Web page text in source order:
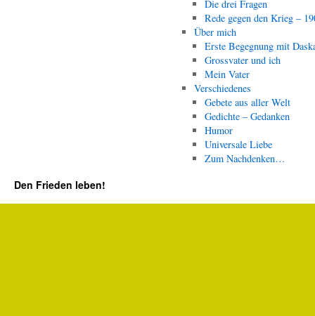
Die drei Fragen
Rede gegen den Krieg –
Über mich
Erste Begegnung mit
Grossvater und ich
Mein Vater
Verschiedenes
Gebete aus aller Welt
Gedichte – Gedanken
Humor
Universale Liebe
Zum Nachdenken…
Den Frieden leben!